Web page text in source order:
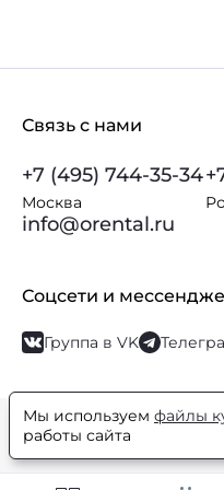
Связь с нами
+7 (495) 744-35-34
Москва
info@orental.ru
Соцсети и
Группа в VK
© Orental.ru 2007–2026
косметики
Мы используем файлы
работы сайта